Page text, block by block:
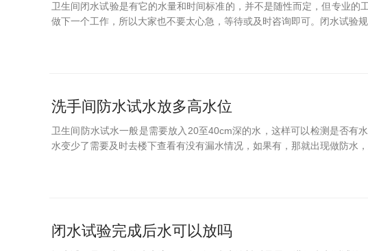
卫生间闭水试验是有它的水量和时间标准的，并不是随性而定，但专业的
做下一个工作，所以大家也不要太心急，等待或及时咨询即可。闭水试验规
洗手间防水试水放多高水位
卫生间防水试水一般是需要放入20至40cm深的水，这样可以检测是否有
水变少了需要及时去楼下查看有没有漏水情况，如果有，那就出现做防水，
闭水试验完成后水可以放吗